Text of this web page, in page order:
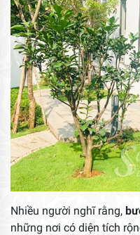
Nhiều người nghĩ rằng,
những nơi có diện tích